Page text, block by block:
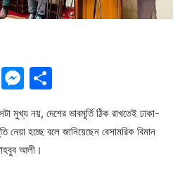
GmailMessenger
মুখ্য নয়, দেশের ভাবমূর্তি ঠিক রাখতেই ঢাকা-
হচ্ছে বলে জানিয়েছেন বেসামরিক বিমান
আলী।